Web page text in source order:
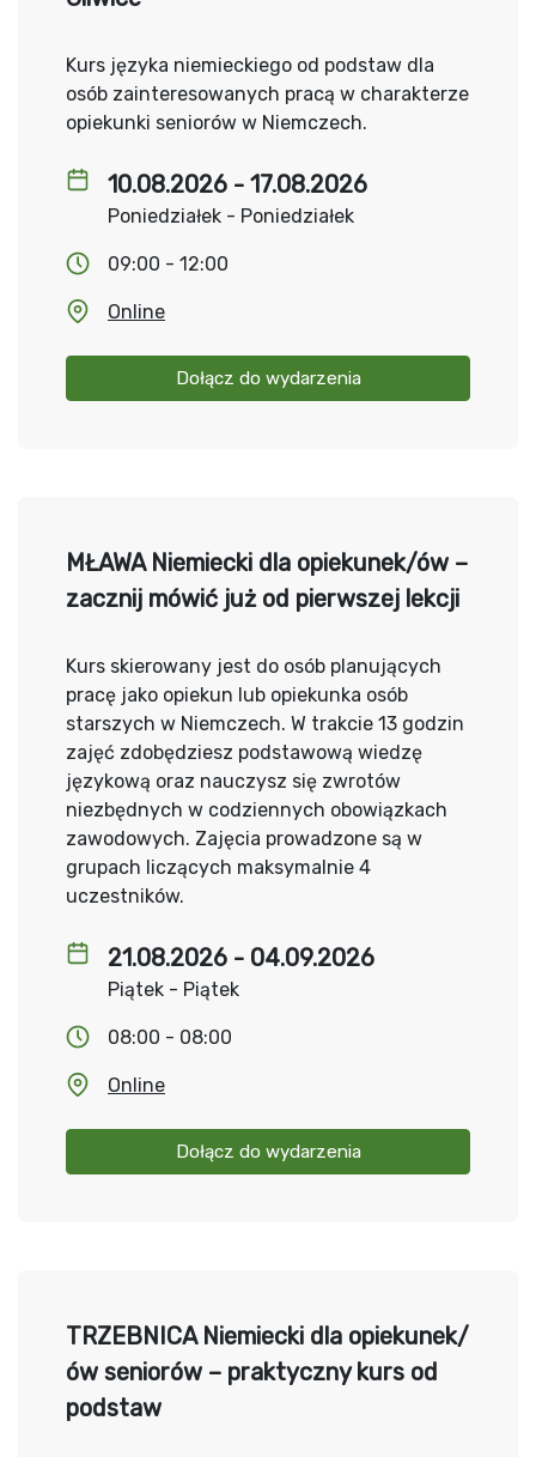
10.08.2026 - 17.08.2026
Poniedziałek - Poniedziałek
09:00 - 12:00
Online
Dołącz do wydarzenia
Kurs języka niemieckiego od podstaw dla
osób zainteresowanych pracą w charakterze
opiekunki seniorów w Niemczech.
21.08.2026 - 04.09.2026
Piątek - Piątek
08:00 - 08:00
Online
Dołącz do wydarzenia
MŁAWA Niemiecki dla opiekunek/ów –
zacznij mówić już od pierwszej lekcji
Kurs skierowany jest do osób planujących
pracę jako opiekun lub opiekunka osób
starszych w Niemczech. W trakcie 13 godzin
zajęć zdobędziesz podstawową wiedzę
językową oraz nauczysz się zwrotów
niezbędnych w codziennych obowiązkach
zawodowych. Zajęcia prowadzone są w
grupach liczących maksymalnie 4
uczestników.
TRZEBNICA Niemiecki dla opiekunek/
ów seniorów – praktyczny kurs od
podstaw